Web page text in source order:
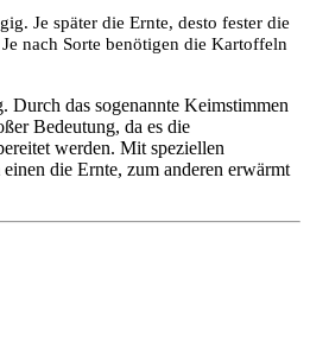
Je später die Ernte, desto fester die
nach Sorte benötigen die Kartoffeln
Durch das sogenannte Keimstimmen
Bedeutung, da es die
werden. Mit speziellen
die Ernte, zum anderen erwärmt